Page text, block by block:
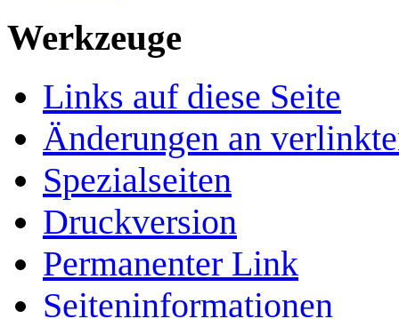
Werkzeuge
Links auf diese Seite
Änderungen an
Spezialseiten
Druckversion
Permanenter Link
Seiten­­informationen